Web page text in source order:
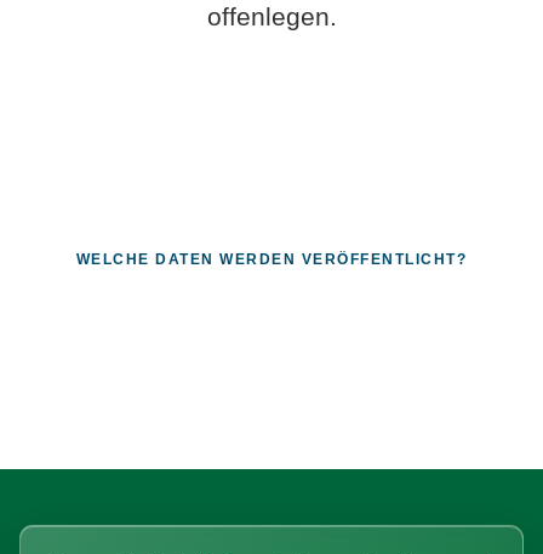
offenlegen.
WELCHE DATEN WERDEN VERÖFFENTLICHT?